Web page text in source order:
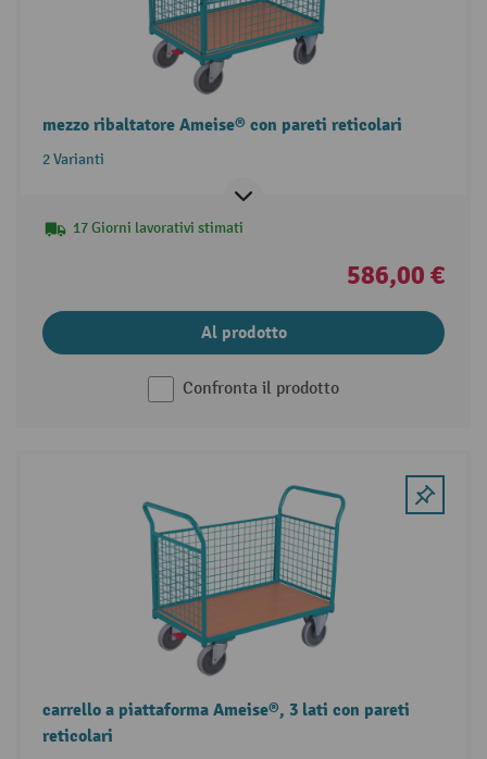
mezzo ribaltatore Ameise® con pareti reticolari
2 Varianti
17 Giorni lavorativi stimati
586,00 €
Al prodotto
Confronta il prodotto
carrello a piattaforma Ameise®, 3 lati con pareti
reticolari